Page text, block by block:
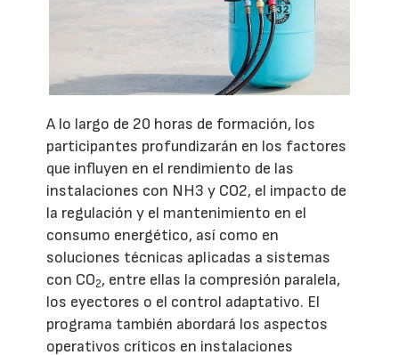
A lo largo de 20 horas de formación, los
participantes profundizarán en los factores
que influyen en el rendimiento de las
instalaciones con NH3 y CO2, el impacto de
la regulación y el mantenimiento en el
consumo energético, así como en
soluciones técnicas aplicadas a sistemas
con CO2, entre ellas la compresión paralela,
los eyectores o el control adaptativo. El
programa también abordará los aspectos
operativos críticos en instalaciones